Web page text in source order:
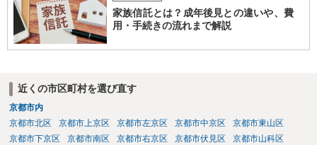
家族信託とは？成年後見との違いや、費
用・手続きの流れまで解説
近くの市区町村を選び直す
京都市内
京都市北区
京都市上京区 京都市左京区 京都市中京区
京都市東山区
京都市下京区
京都市南区 京都市右京区 京都市伏見区
京都市山科区